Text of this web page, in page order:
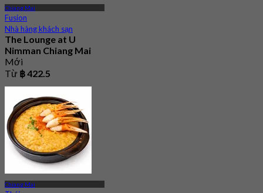
Chiang Mai
Fusion
Nhà hàng khách sạn
The Lounge at U
Nimman Chiang Mai
Mới
Từ ฿ 422.5
Chiang Mai